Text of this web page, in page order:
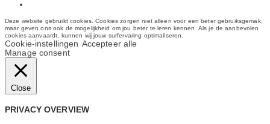
Deze website gebruikt cookies. Cookies zorgen niet alleen voor een beter gebruiksgemak,
maar geven ons ook de mogelijkheid om jou beter te leren kennen. Als je de aanbevolen
cookies aanvaardt, kunnen wij jouw surfervaring optimaliseren.
Cookie-instellingen Accepteer alle
Manage consent
Close
PRIVACY OVERVIEW